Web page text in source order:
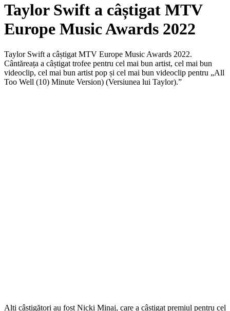
Taylor Swift a câștigat MTV
Europe Music Awards 2022
Taylor Swift a câștigat MTV Europe Music Awards 2022.
Cântăreața a câștigat trofee pentru cel mai bun artist, cel mai bun
videoclip, cel mai bun artist pop și cel mai bun videoclip pentru „All
Too Well (10) Minute Version) (Versiunea lui Taylor).”
Alți câștigători au fost Nicki Minaj, care a câștigat premiul pentru cel